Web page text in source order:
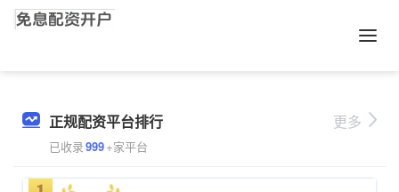
正规配资平台排行
已收录999+家平台
更多